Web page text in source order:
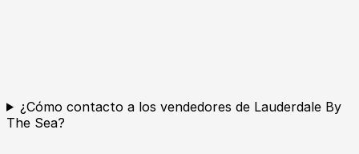
¿Cómo contacto a los vendedores de Lauderdale By
The Sea?